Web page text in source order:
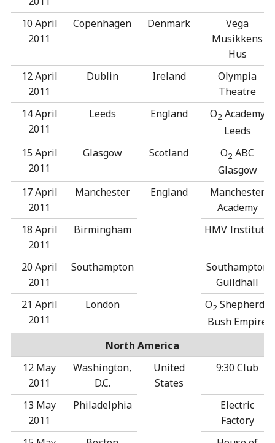
10 April
2011
Copenhagen Denmark
Vega
Musikkens
Hus
12 April
2011
Dublin Ireland
Olympia
Theatre
14 April
2011
Leeds England O2 Academy
Leeds
15 April
2011
Glasgow Scotland O2 ABC
Glasgow
17 April
2011
Manchester England
Manchester
Academy
18 April
2011
Birmingham HMV Institute
20 April
2011
Southampton
Southampton
Guildhall
21 April
2011
London O2 Shepherds
Bush Empire
North America
12 May
2011
Washington,
D.C.
United
States
9:30 Club
13 May
2011
Philadelphia
Electric
Factory